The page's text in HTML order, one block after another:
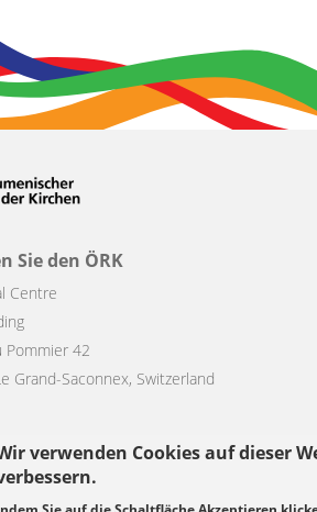
verwenden Cookies auf dieser
Sie den ÖRK
Centre
Pommier 42
Grand-Saconnex, Switzerland
2026 Bedingungen für die Nutzung